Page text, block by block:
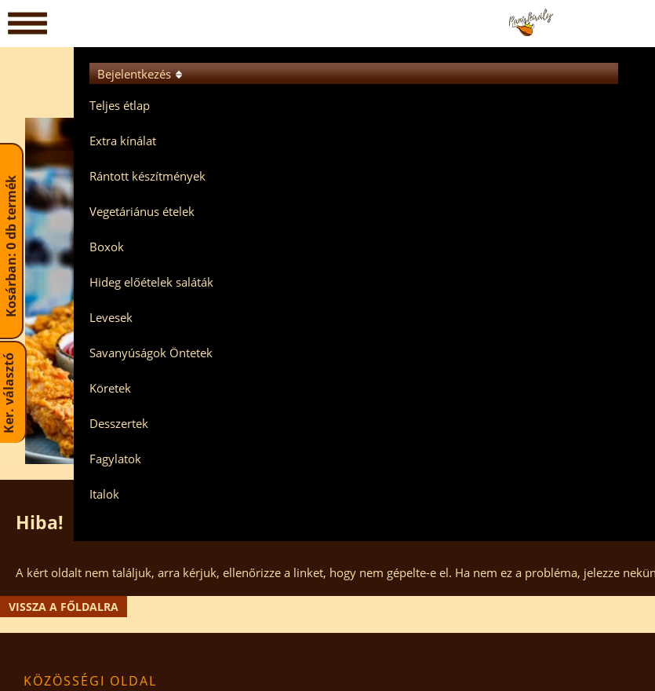
Bejelentkezés
Teljes étlap
Extra kínálat
Rántott készítmények
Vegetáriánus ételek
Boxok
Hideg előételek saláták
Levesek
Savanyúságok Öntetek
Köretek
Desszertek
Fagylatok
Italok
Hiba!
A kért oldalt nem találjuk, arra kérjuk, ellenőrizze a linket, hogy nem gépelte-e el. Ha nem ez a probléma, jelezze
VISSZA A FŐLDALRA
KÖZÖSSÉGI OLDAL
Kosárban: 0 db termék
Ker. választó